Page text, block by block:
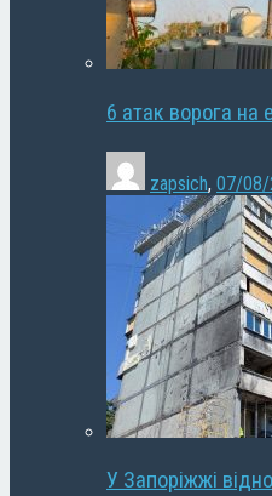
6 атак ворога на
zapsich, 07/08/
У Запоріжжі